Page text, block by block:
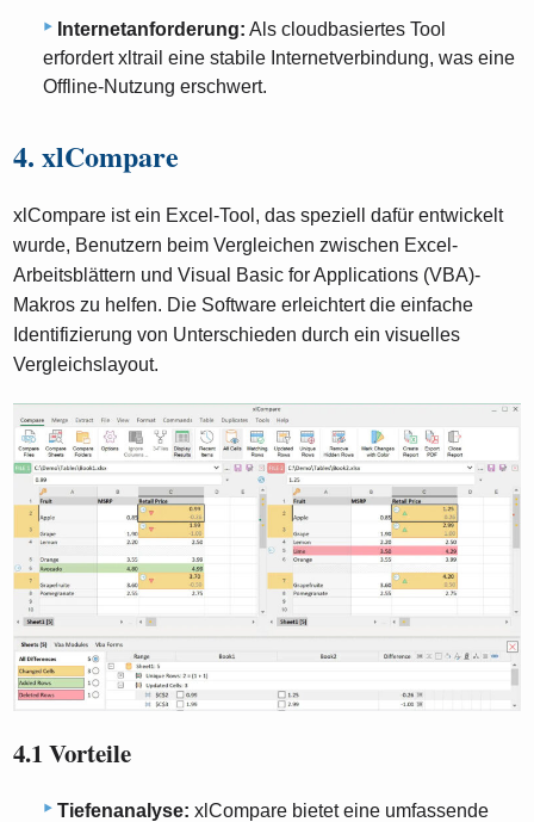
Internetanforderung: Als cloudbasiertes Tool
erfordert xltrail eine stabile Internetverbindung, was eine
Offline-Nutzung erschwert.
4. xlCompare
xlCompare ist ein Excel-Tool, das speziell dafür entwickelt
wurde, Benutzern beim Vergleichen zwischen Excel-
Arbeitsblättern und Visual Basic for Applications (VBA)-
Makros zu helfen. Die Software erleichtert die einfache
Identifizierung von Unterschieden durch ein visuelles
Vergleichslayout.
4.1 Vorteile
Tiefenanalyse: xlCompare bietet eine umfassende